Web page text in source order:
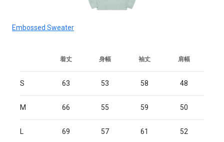
Embossed Sweater
着丈 身幅 袖丈 肩幅
S 63 53 58 48
M 66 55 59 50
L 69 57 61 52